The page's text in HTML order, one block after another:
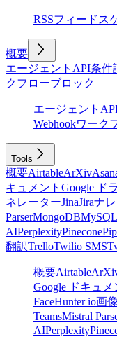
RSSフィード ス
概要
エージェント API条件
クフローブロック
エージェント
Webhookワーク
Tools
概要AirtableArXiv
キュメント Google ド
ネレーターJinaJiraナ
ParserMongoDBMySQL
AIPerplexityPinecone
翻訳TrelloTwilio SMS
概要Airtable
Google ドキュメ
FaceHunter io画
TeamsMistral
AIPerplexity